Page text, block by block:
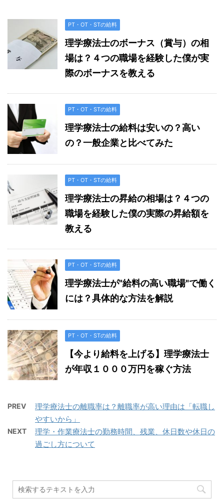
PT・OT・STの給料
理学療法士のボーナス（賞与）の相
場は？４つの職場を経験した僕が実
際のボーナスを教える
PT・OT・STの給料
理学療法士の給料は安いの？高い
の？一般企業と比べてみた
PT・OT・STの給料
理学療法士の昇給の相場は？４つの
職場を経験した僕の実際の昇給額を
教える
PT・OT・STの給料
理学療法士が"給料の高い職場"で働く
には？具体的な方法を解説
PT・OT・STの給料
【今より給料を上げる】理学療法士
が年収１０００万円を稼ぐ方法
PREV
理学療法士の離職率は？離職率が高い理由は「転職し
やすいから」
NEXT
理学・作業療法士の勤務時間、残業、休日数や休日の
過ごし方について